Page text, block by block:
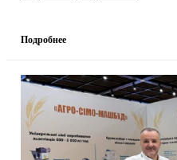
Подробнее